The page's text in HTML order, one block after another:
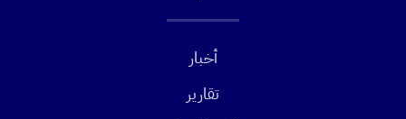
أخبار
تقارير